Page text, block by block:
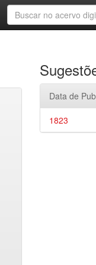
Data de
1823